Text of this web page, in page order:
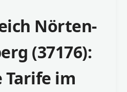
Nörten-
(37176):
Tarife im